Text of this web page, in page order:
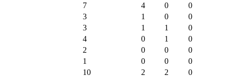
7 4 0
0
3 1 0
0
3 1 1
0
4 0 1
0
2 0 0
0
1 0 0
0
10 2 2
0